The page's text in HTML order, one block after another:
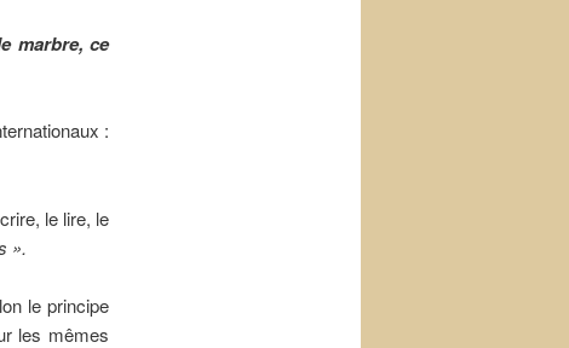
marbre, ce
:
le lire, le
».
le principe
les mêmes